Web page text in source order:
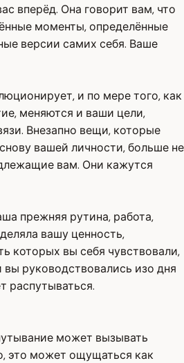
вперёд. Она говорит вам, что
моменты, определённые
версии самих себя. Ваше
и по мере того, как
меняются и ваши цели,
Внезапно вещи, которые
вашей личности, больше не
вам. Они кажутся
прежняя рутина, работа,
вашу ценность,
которых вы себя чувствовали,
руководствовались изо дня
распутываться.
может вызывать
это может ощущаться как